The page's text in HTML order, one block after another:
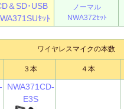
＆SD･USB
ｾｯﾄ
ノーマル
NWA372ｾｯﾄ
ワイヤレスマイクの本数
３本 ４本
NWA371CD-
E3S